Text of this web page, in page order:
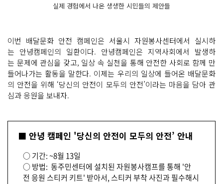
실제 경험에서 나온 생생한 시민들의 제안들
이번 배달문화 안전 캠페인은 서울시 자원봉사센터에서 실시하
는 안녕캠페인의 일환이다. 안녕캠페인은 지역사회에서 발생하
는 문제에 관심을 갖고, 일상 속 실천을 통해 안전한 사회로 함께 만
들어나가는 활동을 말한다. 이제는 우리의 일상에 들어온 배달문화
의 안전을 위해 ‘당신의 안전이 모두의 안전’이라는 마음을 담아 관
심과 응원을 보내자.
■ 안녕 캠페인 '당신의 안전이 모두의 안전’ 안내
○ 기간: ~8월 13일
○ 방법: 동주민센터에 설치된 자원봉사캠프를 통해 '안
전 응원 스티커 키트' 받아서, 스티커 부착 사진과 필수해시